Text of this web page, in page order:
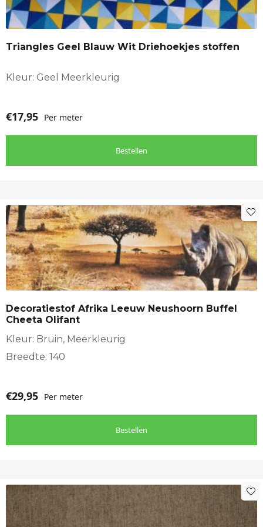
Triangles Geel Blauw Wit Driehoekjes stoffen
Kleur: Geel Meerkleurig
€17,95 Per meter
Bestellen
Decoratiestof Afrika Leeuw Neushoorn Buffel
Cheeta Olifant
Kleur: Bruin, Meerkleurig
Breedte: 140
€29,95 Per meter
Bestellen